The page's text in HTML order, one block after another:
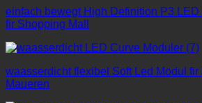
einfach bewegt High Definition P3 LED
fir Shopping Mall
waasserdicht flexibel Soft Led Modul
Maueren